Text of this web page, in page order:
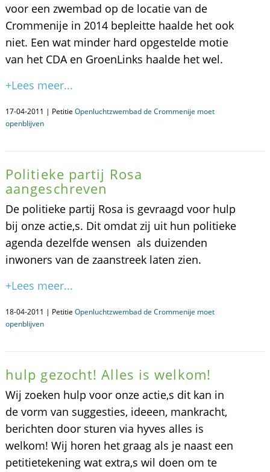
voor een zwembad op de locatie van de
Crommenije in 2014 bepleitte haalde het ook
niet. Een wat minder hard opgestelde motie
van het CDA en GroenLinks haalde het wel.
+Lees meer...
17-04-2011 | Petitie Openluchtzwembad de Crommenije moet
openblijven
Politieke partij Rosa
aangeschreven
De politieke partij Rosa is gevraagd voor hulp
bij onze actie,s. Dit omdat zij uit hun politieke
agenda dezelfde wensen als duizenden
inwoners van de zaanstreek laten zien.
+Lees meer...
18-04-2011 | Petitie Openluchtzwembad de Crommenije moet
openblijven
hulp gezocht! Alles is welkom!
Wij zoeken hulp voor onze actie,s dit kan in
de vorm van suggesties, ideeen, mankracht,
berichten door sturen via hyves alles is
welkom! Wij horen het graag als je naast een
petitietekening wat extra,s wil doen om te